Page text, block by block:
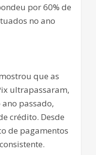
por 60% de
no ano
que as
ultrapassaram,
passado,
crédito. Desde
de pagamentos